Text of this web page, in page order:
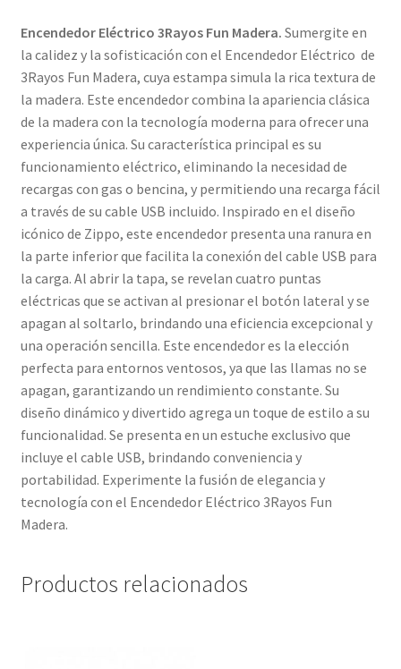
Encendedor Eléctrico 3Rayos Fun Madera. Sumergite en
la calidez y la sofisticación con el Encendedor Eléctrico de
3Rayos Fun Madera, cuya estampa simula la rica textura de
la madera. Este encendedor combina la apariencia clásica
de la madera con la tecnología moderna para ofrecer una
experiencia única. Su característica principal es su
funcionamiento eléctrico, eliminando la necesidad de
recargas con gas o bencina, y permitiendo una recarga fácil
a través de su cable USB incluido. Inspirado en el diseño
icónico de Zippo, este encendedor presenta una ranura en
la parte inferior que facilita la conexión del cable USB para
la carga. Al abrir la tapa, se revelan cuatro puntas
eléctricas que se activan al presionar el botón lateral y se
apagan al soltarlo, brindando una eficiencia excepcional y
una operación sencilla. Este encendedor es la elección
perfecta para entornos ventosos, ya que las llamas no se
apagan, garantizando un rendimiento constante. Su
diseño dinámico y divertido agrega un toque de estilo a su
funcionalidad. Se presenta en un estuche exclusivo que
incluye el cable USB, brindando conveniencia y
portabilidad. Experimente la fusión de elegancia y
tecnología con el Encendedor Eléctrico 3Rayos Fun
Madera.
Productos relacionados